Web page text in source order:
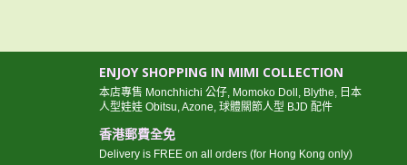
ENJOY SHOPPING IN MIMI COLLECTION
本店專售 Monchhichi 公仔, Momoko Doll, Blythe, 日本
人型娃娃 Obitsu, Azone, 球體關節人型 BJD 配件
香港郵費全免
Delivery is FREE on all orders (for Hong Kong only)